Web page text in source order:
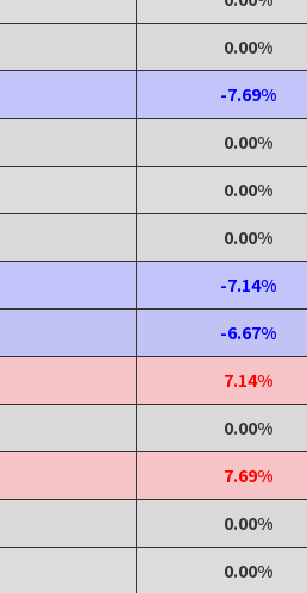
0.00%
-7.69%
0.00%
0.00%
0.00%
-7.14%
-6.67%
7.14%
0.00%
7.69%
0.00%
0.00%